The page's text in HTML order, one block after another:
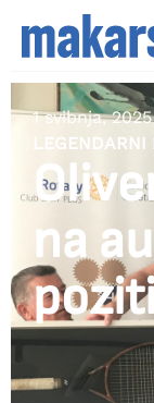
1 svibnja, 2025
LEGENDARNI
na